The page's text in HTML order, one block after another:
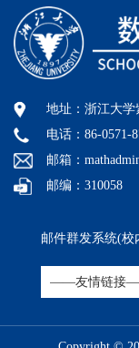
地址：浙江大
电话：86-0571-
邮箱：
邮编：310058
邮件群发系统(校